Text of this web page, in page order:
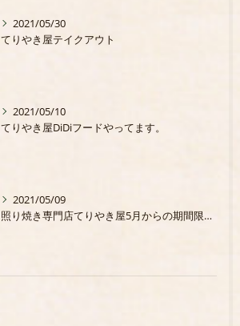
2021/05/30
てりやき屋テイクアウト
2021/05/10
てりやき屋DiDiフードやってます。
2021/05/09
照り焼き専門店てりやき屋5月からの期間限定商品